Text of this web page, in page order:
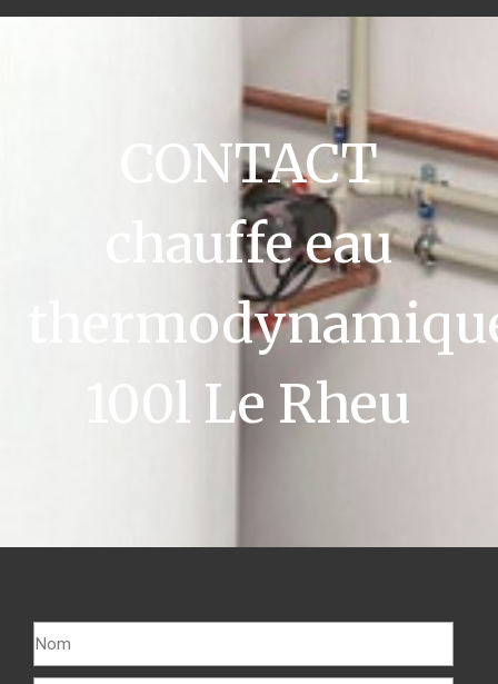
CONTACT
chauffe eau
100l Le Rheu